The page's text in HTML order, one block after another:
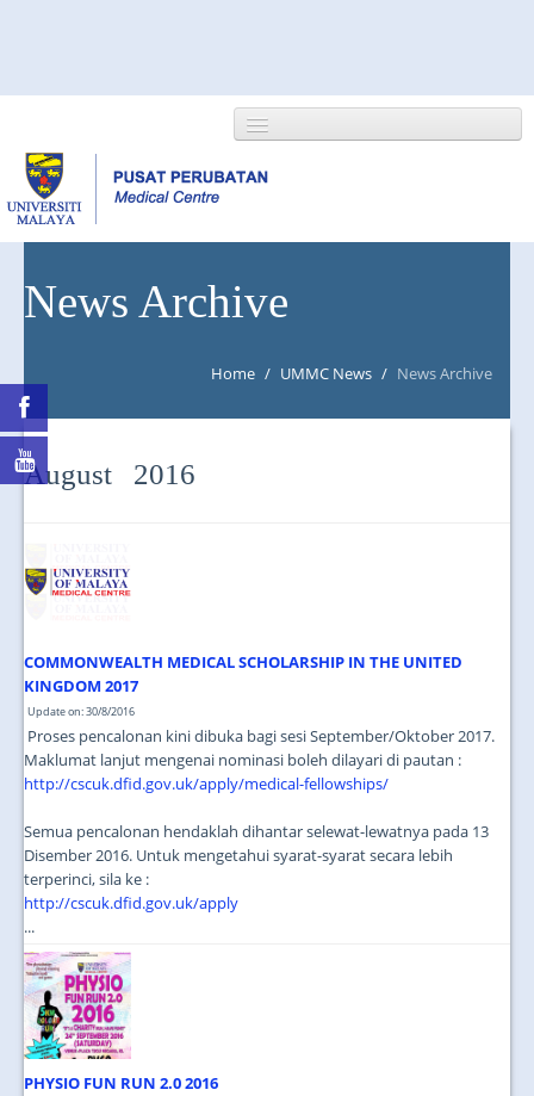
NEWS/EVENTS
News Archive
Home / UMMC News / News Archive
August 2016
COMMONWEALTH MEDICAL SCHOLARSHIP IN THE UNITED
KINGDOM 2017
Update on: 30/8/2016
Proses pencalonan kini dibuka bagi sesi September/Oktober 2017.
Maklumat lanjut mengenai nominasi boleh dilayari di pautan :
http://cscuk.dfid.gov.uk/apply/medical-fellowships/
Semua pencalonan hendaklah dihantar selewat-lewatnya pada 13
Disember 2016. Untuk mengetahui syarat-syarat secara lebih
terperinci, sila ke :
http://cscuk.dfid.gov.uk/apply
...
PHYSIO FUN RUN 2.0 2016